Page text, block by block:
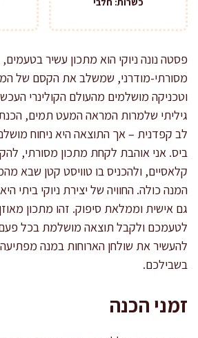
פסטה נונה ניוקי הוא מתכון עשיר
מסורתי-מודרני, שמשלב את הקסם של
וטכניקה מושלמים מהעולם הקולינרי
גיליתי שלמרות המראה המעט תמים,
לב קפדנית – אך התוצאה היא ניחוח
ביס. אני אוהבת לקחת מתכון מסורתי,
קלאסיים, ולהכניס בו טוויסט קטן שבא
המנה כולה. החוויה של יצירת ניוקי ביתי
גם אישית וממלאת סיפוק. זהו מתכון
לטעמכם ולקבל תוצאה מושלמת בכל
להעשיר את שולחן הארוחות במנה
בשבילכם.
זמני הכנה